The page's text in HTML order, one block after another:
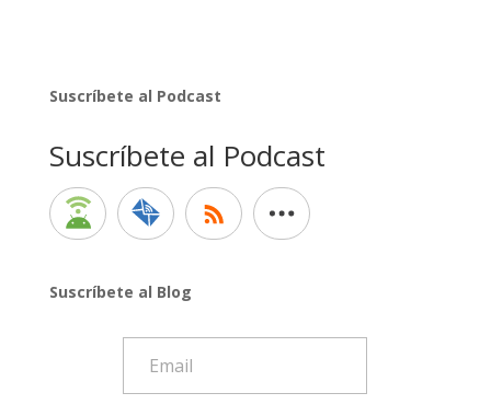
Suscríbete al Podcast
Suscríbete al Podcast
Suscríbete al Blog